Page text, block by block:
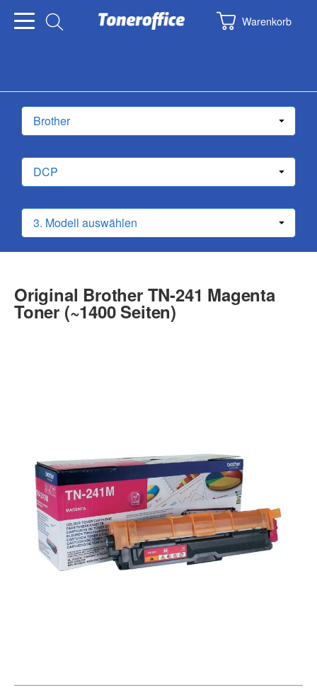
Warenkorb
Original Brother TN-241 Magenta
Toner (~1400 Seiten)